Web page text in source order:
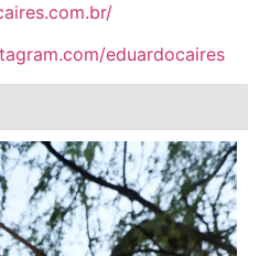
eduardocaires